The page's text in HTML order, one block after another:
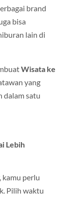
brand
bisa
lain di
Wisata ke
yang
dalam satu
Lebih
kamu perlu
Pilih waktu